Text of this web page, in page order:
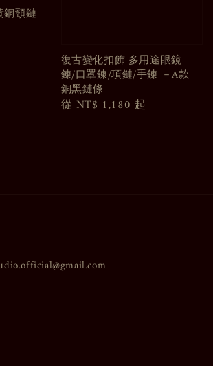
頸鏈
復古變化扣飾 多用途眼鏡
鍊/口罩鍊/項鏈/手鍊 －A款
銅黑鏈條
Regular
從 NT$ 1,180 起